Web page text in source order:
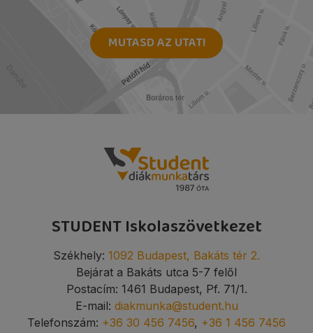
MUTASD AZ UTAT!
STUDENT Iskolaszövetkezet
Székhely: 1092 Budapest, Bakáts tér 2.
Bejárat a Bakáts utca 5-7 felől
Postacím: 1461 Budapest, Pf. 71/1.
E-mail: diakmunka@student.hu
Telefonszám: +36 30 456 7456, +36 1 456 7456